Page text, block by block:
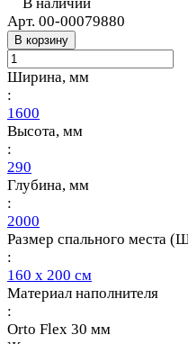
Арт. 00-00079880
В корзину
Ширина, мм
:
1600
Высота, мм
:
290
Глубина, мм
:
2000
Размер спального места
:
160 х 200 см
Материал наполнителя
:
Orto Flex 30 мм